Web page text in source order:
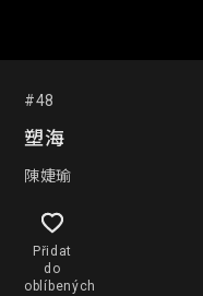
#48
塑海
陳婕瑜
Přidat
do
oblíbených